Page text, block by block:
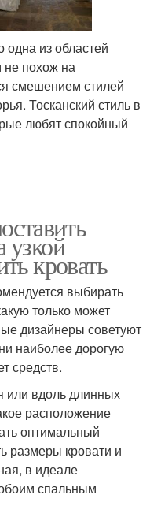
одна из областей
не похож на
смешением стилей
Тосканский стиль в
любят спокойный
узкой
кровать
выбирать
только может
дизайнеры советуют
наиболее дорогую
средств.
или вдоль длинных
расположение
оптимальный
размеры кровати и
в идеале
спальным